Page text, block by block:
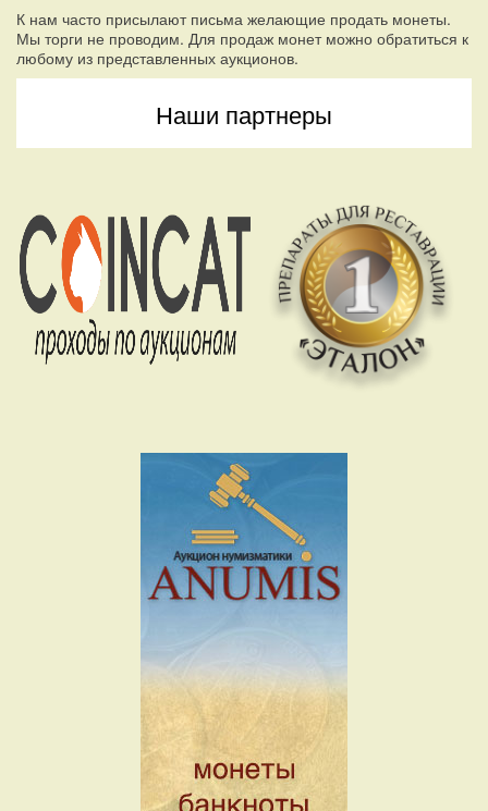
К нам часто присылают письма желающие продать монеты.
Мы торги не проводим. Для продаж монет можно обратиться к
любому из представленных аукционов.
Наши партнеры